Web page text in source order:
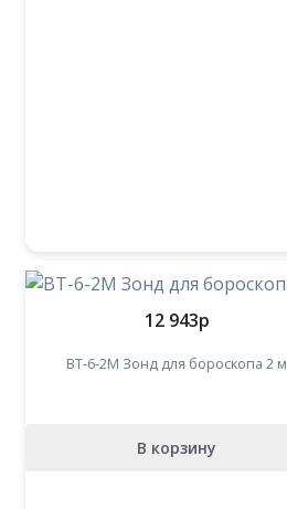
12 943p
BT-6-2М Зонд для бороскопа 2 м
В корзину